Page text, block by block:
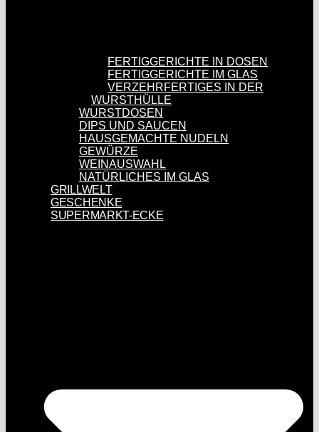
FERTIGGERICHTE IN DOSEN
FERTIGGERICHTE IM GLAS
VERZEHRFERTIGES IN DER
WURSTHÜLLE
WURSTDOSEN
DIPS UND SAUCEN
HAUSGEMACHTE NUDELN
GEWÜRZE
WEINAUSWAHL
NATÜRLICHES IM GLAS
GRILLWELT
GESCHENKE
SUPERMARKT-ECKE